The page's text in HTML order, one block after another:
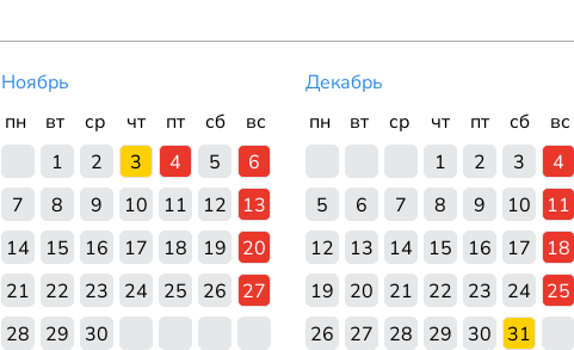
Ноябрь
пн
вт ср чт пт сб
вс
1
2 3 4 5
6
7
8 9 10 11 12
13
14
15 16 17 18 19
20
21
22 23 24 25 26
27
28
29 30
Декабрь
пн
вт ср чт пт сб
вс
1
2 3
4
5
6 7 8 9 10
11
12
13 14 15 16 17
18
19
20 21 22 23 24
25
26
27 28 29 30 31